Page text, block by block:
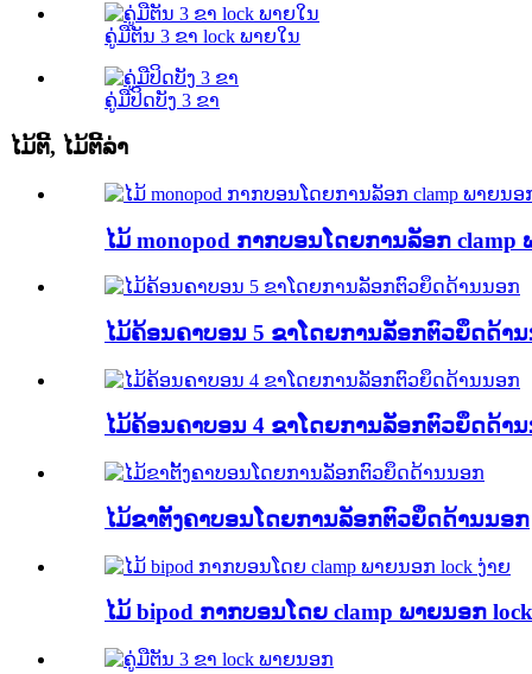
ຄູ່ມືຕັນ 3 ຂາ lock ພາຍໃນ
ຄູ່ມືປິດບັງ 3 ຂາ
ໄມ້ຕີ້, ໄມ້ຕີ້ລ່າ
ໄມ້ monopod ກາກບອນໂດຍການລັອກ clamp
ໄມ້ຄ້ອນຄາບອນ 5 ຂາໂດຍການລັອກຕົວຍຶດດ້າ
ໄມ້ຄ້ອນຄາບອນ 4 ຂາໂດຍການລັອກຕົວຍຶດດ້າ
ໄມ້ຂາຕັ້ງຄາບອນໂດຍການລັອກຕົວຍຶດດ້ານນອກ
ໄມ້ bipod ກາກບອນໂດຍ clamp ພາຍນອກ